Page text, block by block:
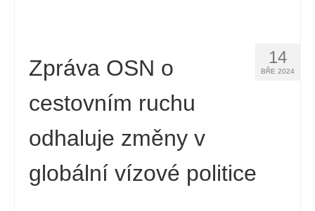
14
BŘE 2024
Zpráva OSN o
cestovním ruchu
odhaluje změny v
globální vízové politice